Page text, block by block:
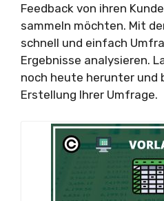
Feedback von ihren
sammeln möchten. Mit
schnell und einfach
Ergebnisse analysieren.
noch heute herunter und
Erstellung Ihrer Umfrage.